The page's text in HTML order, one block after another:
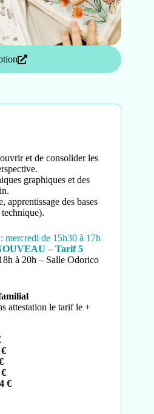
et de consolider les
graphiques et des
apprentissage des bases
mercredi de 15h30 à 17h
– Tarif 5
à 20h – Salle Odorico
attestation le tarif le +
€